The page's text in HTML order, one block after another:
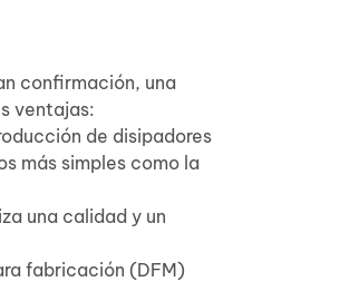
confirmación, una
ventajas:
de disipadores
más simples como la
una calidad y un
fabricación (DFM)